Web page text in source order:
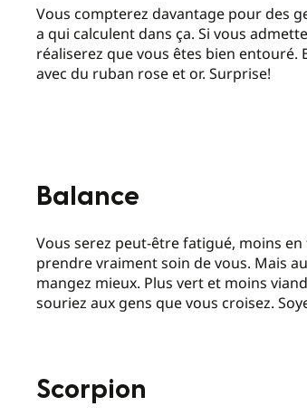
Vous compterez davantage pour des
a qui calculent dans ça. Si vous
réaliserez que vous êtes bien entouré.
avec du ruban rose et or. Surprise!
Balance
Vous serez peut-être fatigué, moins en
prendre vraiment soin de vous. Mais
mangez mieux. Plus vert et moins
souriez aux gens que vous croisez.
Scorpion